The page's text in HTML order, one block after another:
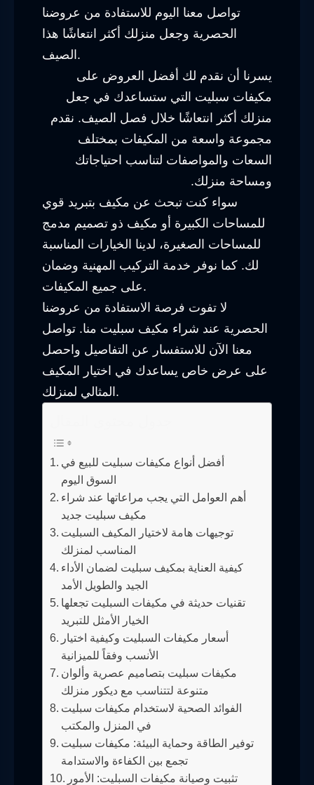
تواصل معنا اليوم للاستفادة من عروضنا
الحصرية وجعل منزلك أكثر انتعاشًا هذا
الصيف.
يسرنا أن نقدم لك أفضل العروض على
مكيفات سبليت التي ستساعدك في جعل
منزلك أكثر انتعاشًا خلال فصل الصيف. نقدم
مجموعة واسعة من المكيفات بمختلف
السعات والمواصفات لتناسب احتياجاتك
ومساحة منزلك.
سواء كنت تبحث عن مكيف بتبريد قوي
للمساحات الكبيرة أو مكيف ذو تصميم مدمج
للمساحات الصغيرة، لدينا الخيارات المناسبة
لك. كما نوفر خدمة التركيب المهنية وضمان
على جميع المكيفات.
لا تفوت فرصة الاستفادة من عروضنا
الحصرية عند شراء مكيف سبليت منا. تواصل
معنا الآن للاستفسار عن التفاصيل واحصل
على عرض خاص يساعدك في اختيار المكيف
المثالي لمنزلك.
أفضل أنواع مكيفات سبليت للبيع في
السوق اليوم
أهم العوامل التي يجب مراعاتها عند شراء
مكيف سبليت جديد
توجيهات هامة لاختيار المكيف السبليت
المناسب لمنزلك
كيفية العناية بمكيف سبليت لضمان الأداء
الجيد والطويل الأمد
تقنيات حديثة في مكيفات السبليت تجعلها
الخيار الأمثل للتبريد
أسعار مكيفات السبليت وكيفية اختيار
الأنسب وفقاً للميزانية
مكيفات سبليت بتصاميم عصرية وألوان
متنوعة لتتناسب مع ديكور منزلك
الفوائد الصحية لاستخدام مكيفات سبليت
في المنزل والمكتب
توفير الطاقة وحماية البيئة: مكيفات سبليت
تجمع بين الكفاءة والاستدامة
تثبيت وصيانة مكيفات السبليت: الأمور